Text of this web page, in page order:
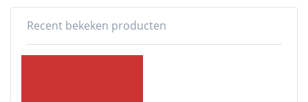
Recent bekeken producten